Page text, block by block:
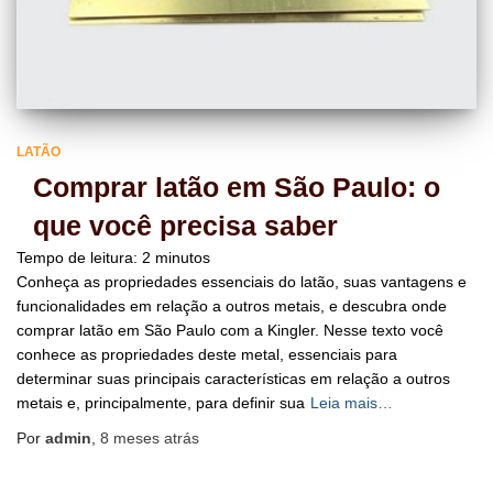
LATÃO
Comprar latão em São Paulo: o
que você precisa saber
Tempo de leitura: 2 minutos
Conheça as propriedades essenciais do latão, suas vantagens e
funcionalidades em relação a outros metais, e descubra onde
comprar latão em São Paulo com a Kingler. Nesse texto você
conhece as propriedades deste metal, essenciais para
determinar suas principais características em relação a outros
metais e, principalmente, para definir sua Leia mais…
Por admin 8 meses atrás